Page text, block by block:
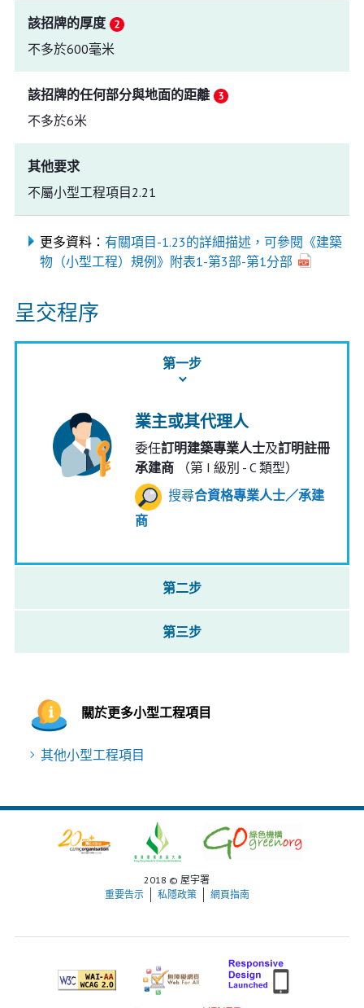
該招牌的厚度
不多於600毫米
該招牌的任何部分與地面的距離
不多於6米
其他要求
不屬小型工程項目2.21
更多資料： 有關項目-1.23的詳細描述，可參閱《建築
物（小型工程）規例》附表1-第3部-第1分部
呈交程序
第一步
業主或其代理人
委任訂明建築專業人士及訂明註冊
承建商（第 I 級別 - C 類型）
搜尋合資格專業人士／承建
商
第二步
第三步
關於更多小型工程項目
其他小型工程項目
2018 © 屋宇署
重要告示
私隱政策 網頁指南